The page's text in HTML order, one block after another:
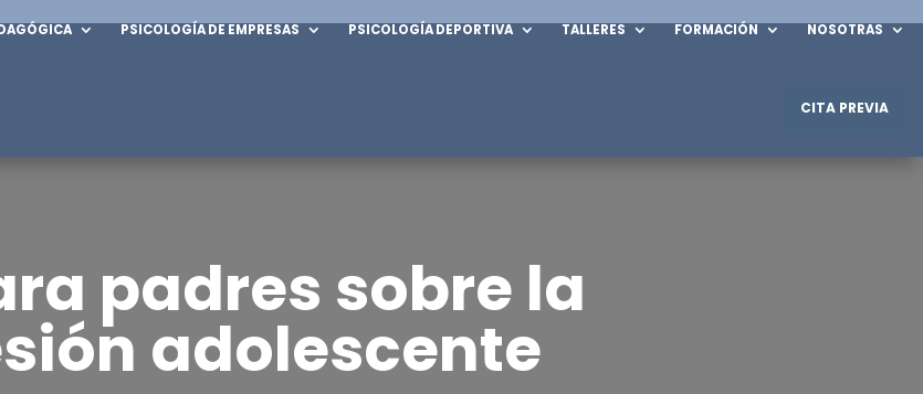
PSICOLOGÍA DE EMPRESAS PSICOLOGÍA DEPORTIVA TALLERES FORMACIÓN NOSOTRAS
CITA PREVIA
y fobias
Adolescentes
Ansiedad
Trastorno Obsesivo Compulsivo
padres sobre la
adolescente